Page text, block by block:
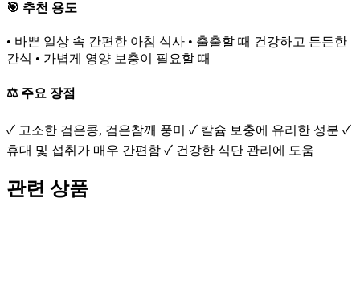
🎯 추천 용도
• 바쁜 일상 속 간편한 아침 식사 • 출출할 때 건강하고 든든한
간식 • 가볍게 영양 보충이 필요할 때
⚖️ 주요 장점
✓ 고소한 검은콩, 검은참깨 풍미 ✓ 칼슘 보충에 유리한 성분 ✓
휴대 및 섭취가 매우 간편함 ✓ 건강한 식단 관리에 도움
관련 상품